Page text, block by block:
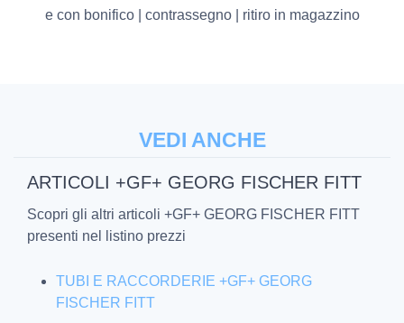
e con bonifico | contrassegno | ritiro in magazzino
VEDI ANCHE
ARTICOLI +GF+ GEORG FISCHER FITT
Scopri gli altri articoli +GF+ GEORG FISCHER FITT
presenti nel listino prezzi
TUBI E RACCORDERIE +GF+ GEORG
FISCHER FITT